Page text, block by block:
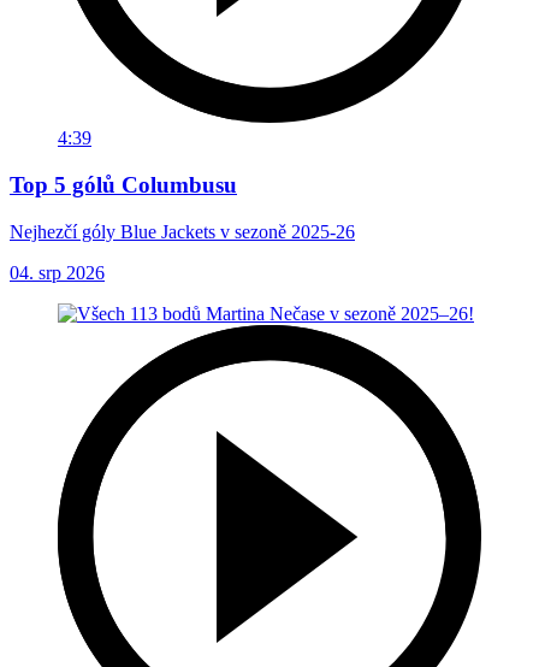
4:39
Top 5 gólů Columbusu
Nejhezčí góly Blue Jackets v sezoně 2025-26
04. srp 2026